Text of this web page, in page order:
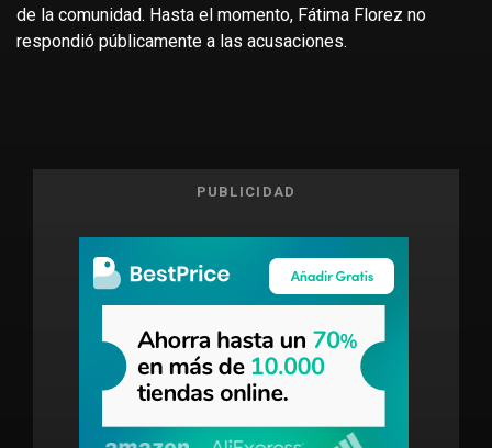
de la comunidad. Hasta el momento, Fátima Florez no
respondió públicamente a las acusaciones.
PUBLICIDAD